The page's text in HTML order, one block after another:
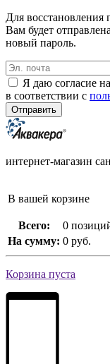
Для восстановления
Вам будет
новый пароль.
Я даю согласие
в соответствии с
интернет-магазин
В вашей корзине
Всего:
0
На сумму: 0 руб.
Корзина пуста